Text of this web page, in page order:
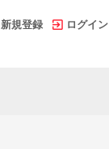
新規登録 ログイン